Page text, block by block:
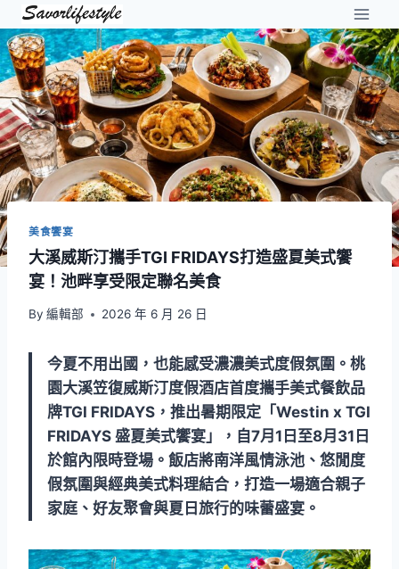
Skip
to
content
美食饗宴
大溪威斯汀攜手TGI FRIDAYS打造盛夏美式饗
宴！池畔享受限定聯名美食
By 編輯部 2026 年 6 月 26 日
今夏不用出國，也能感受濃濃美式度假氛圍。桃
園大溪笠復威斯汀度假酒店首度攜手美式餐飲品
牌TGI FRIDAYS，推出暑期限定「Westin x TGI
FRIDAYS 盛夏美式饗宴」，自7月1日至8月31日
於館內限時登場。飯店將南洋風情泳池、悠閒度
假氛圍與經典美式料理結合，打造一場適合親子
家庭、好友聚會與夏日旅行的味蕾盛宴。